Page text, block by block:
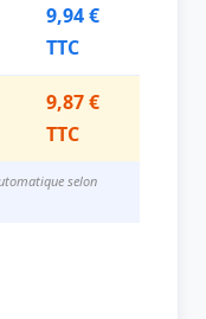
9,94 €
TTC
9,87 €
TTC
selon